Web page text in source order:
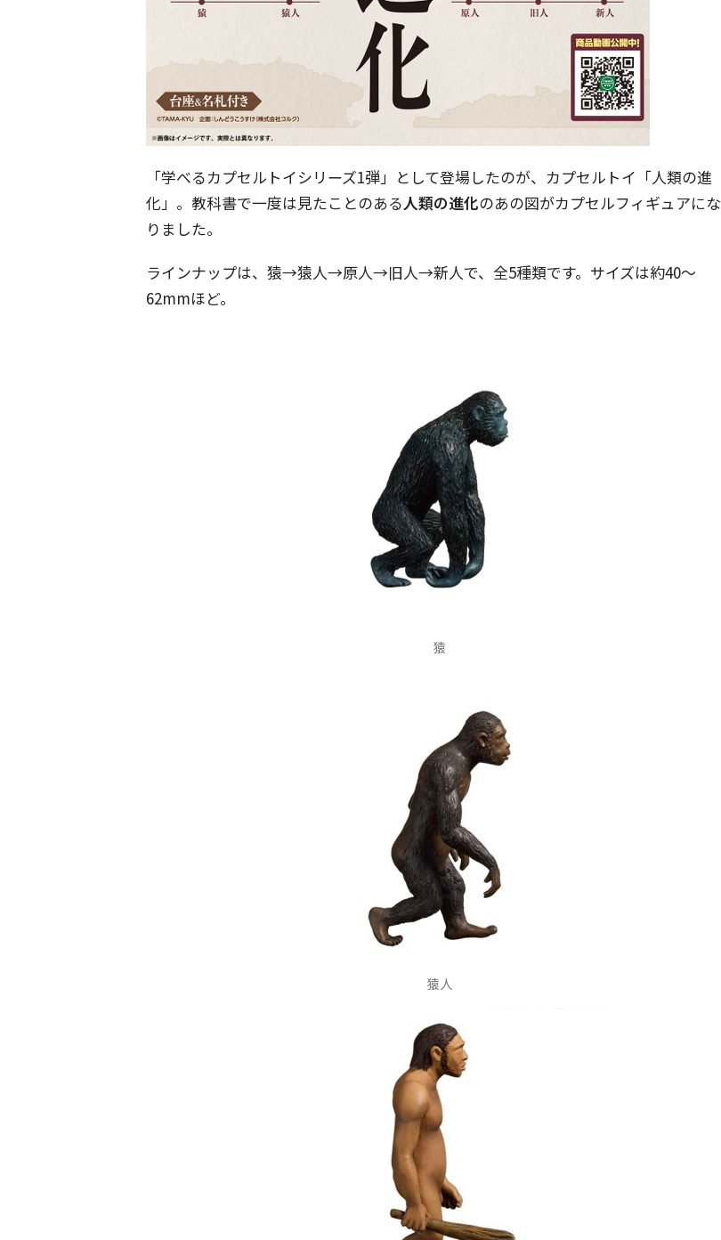
「学べるカプセルトイシリーズ1弾」として登場したのが、カプセルトイ「人類の進
化」。教科書で一度は見たことのある人類の進化のあの図がカプセルフィギュアにな
りました。
ラインナップは、猿→猿人→原人→旧人→新人で、全5種類です。サイズは約40～
62mmほど。
猿
猿人